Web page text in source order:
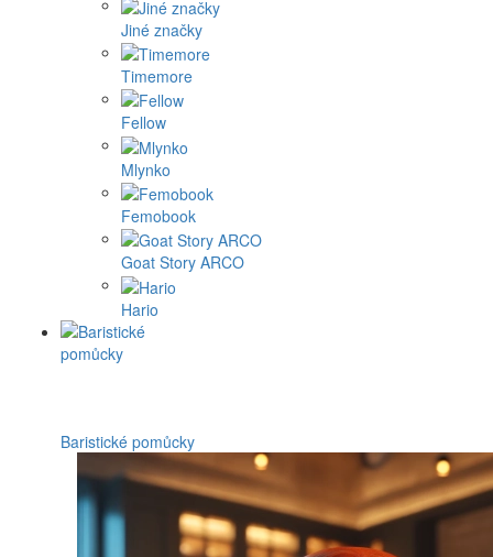
Jiné značky
Timemore
Fellow
Mlynko
Femobook
Goat Story ARCO
Hario
Baristické pomůcky